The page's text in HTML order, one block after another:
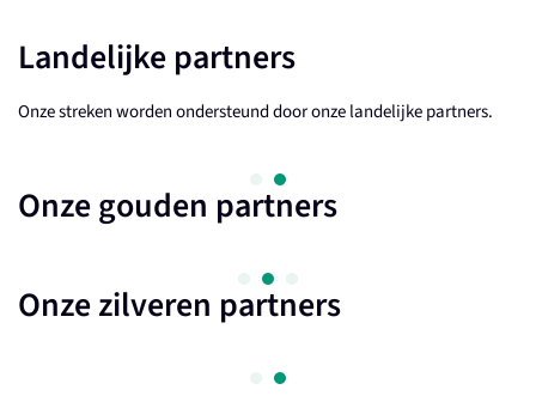
Landelijke partners
Onze streken worden ondersteund door onze landelijke partners.
Onze gouden partners
Onze zilveren partners